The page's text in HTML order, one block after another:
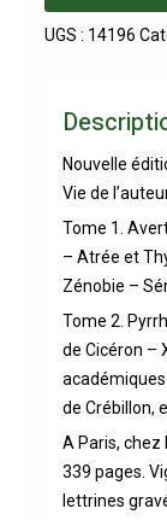
UGS : 14196
Nouvelle
Vie de
Tome 1.
– Atrée et
Zénobie –
Tome 2.
de Cicéron –
académiques
de Crébillon,
A Paris, chez
339 pages.
lettrines